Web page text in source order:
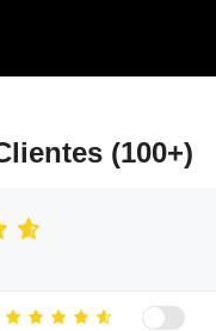
(100+)